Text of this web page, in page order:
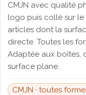
CMJN avec qualité
logo puis collé sur
articles dont la
directe. Toutes les
Adaptée aux boîtes,
surface plane.
CMJN · toutes